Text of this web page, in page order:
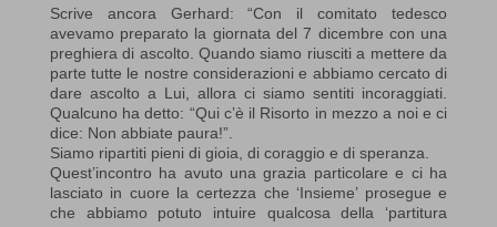
Scrive ancora Gerhard: “Con il comitato tedesco
avevamo preparato la giornata del 7 dicembre con una
preghiera di ascolto. Quando siamo riusciti a mettere da
parte tutte le nostre considerazioni e abbiamo cercato di
dare ascolto a Lui, allora ci siamo sentiti incoraggiati.
Qualcuno ha detto: “Qui c’è il Risorto in mezzo a noi e ci
dice: Non abbiate paura!”.
Siamo ripartiti pieni di gioia, di coraggio e di speranza.
Quest’incontro ha avuto una grazia particolare e ci ha
lasciato in cuore la certezza che ‘Insieme’ prosegue e
che abbiamo potuto intuire qualcosa della ‘partitura